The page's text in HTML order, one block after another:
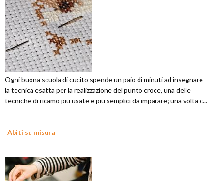
Ogni buona scuola di cucito spende un paio di minuti ad insegnare
la tecnica esatta per la realizzazione del punto croce, una delle
tecniche di ricamo più usate e più semplici da imparare; una volta c...
Abiti su misura